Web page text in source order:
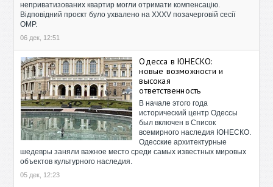
неприватизованих квартир могли отримати компенсацію.
Відповідний проєкт було ухвалено на XXXV позачерговій сесії
ОМР.
06 дек, 12:51
Одесса в ЮНЕСКО:
новые возможности и
высокая
ответственность
В начале этого года
исторический центр Одессы
был включен в Список
всемирного наследия ЮНЕСКО.
Одесские архитектурные
шедевры заняли важное место среди самых известных мировых
объектов культурного наследия.
05 дек, 12:23